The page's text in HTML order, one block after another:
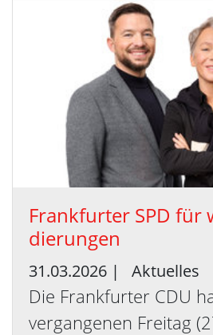
Frank­fur­ter SPD für
die­run­gen
31.03.2026 | Aktuelles
Die Frankfurter CDU
vergangenen Freitag